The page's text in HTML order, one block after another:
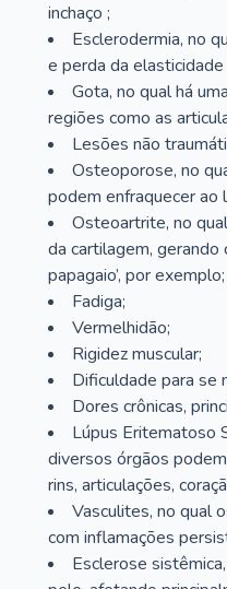
inchaço ;
Esclerodermia, no
e perda da elasticidade
Gota, no qual há
regiões como as
Lesões não
Osteoporose, no
podem enfraquecer ao
Osteoartrite, no
da cartilagem, gerando
papagaio’, por exemplo;
Fadiga;
Vermelhidão;
Rigidez muscular;
Dificuldade para se
Dores crônicas,
Lúpus Eritematoso
diversos órgãos
rins, articulações,
Vasculites, no qual
com inflamações
Esclerose